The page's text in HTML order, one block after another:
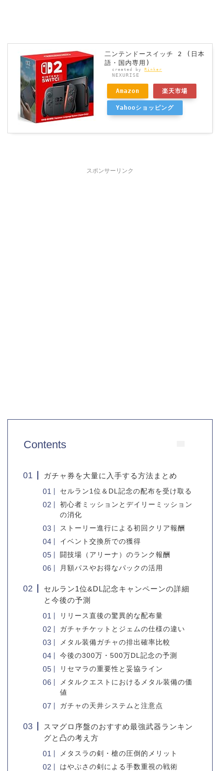
二ンテンドースイッチ 2 (日本
語・国内専用)
created by Rinker
NEXURISE
Amazon 楽天市場
Yahooショッピング
スポンサーリンク
Contents
ガチャ券を大量に入手する方法まとめ
セルラン1位＆DL記念の配布を受け取る
初心者ミッションとデイリーミッション
の消化
ストーリー進行による初回クリア報酬
イベント交換所での獲得
闘技場（アリーナ）のランク報酬
月額パスやお得なパックの活用
セルラン1位&DL記念キャンペーンの詳細
と今後の予測
リリース直後の驚異的な配布量
ガチャチケットとジェムの仕様の違い
メタル装備ガチャの排出確率比較
今後の300万・500万DL記念の予測
リセマラの重要性と妥協ライン
メタルクエストにおけるメタル装備の価
値
ガチャの天井システムと注意点
スマグロ序盤のおすすめ最強武器ランキン
グと凸の考え方
メタスラの剣・槍の圧倒的メリット
はやぶさの剣による手数重視の戦術